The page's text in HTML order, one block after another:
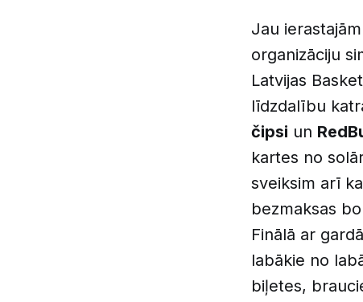
Jau
organizāciju
Latvijas
līdzdalību
čipsi un
kartes no
sveiksim arī
bezmaksas
Finālā ar
labākie no
biļetes,